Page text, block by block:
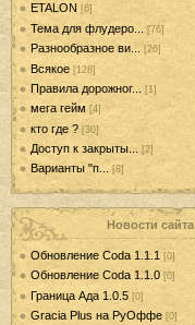
ETALON [6]
Тема для флудеро... [76]
Разнообразное ви... [26]
Всякое [128]
Правила дорожног... [1]
мега гейм [4]
кто где ? [30]
Доступ к закрыты... [2]
Варианты "п... [8]
Новости сайта
Обновление Coda 1.1.1 [0]
Обновление Coda 1.1.0 [0]
Граница Ада 1.0.5 [0]
Gracia Plus на РуОффе [0]